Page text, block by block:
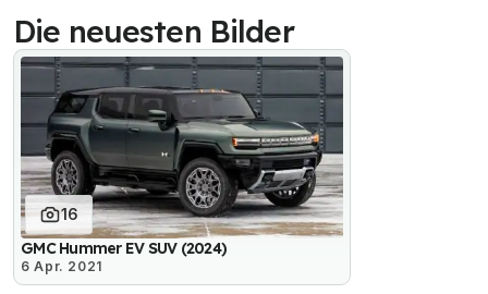
Die neuesten Bilder
16
GMC Hummer EV SUV (2024)
6 Apr. 2021